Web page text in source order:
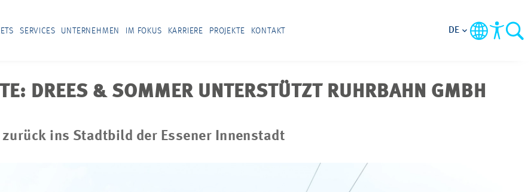
SERVICES UNTERNEHMEN IM FOKUS KARRIERE PROJEKTE KONTAKT DE
DREES & SOMMER UNTERSTÜTZT RUHRBAHN GMBH
ins Stadtbild der Essener Innenstadt